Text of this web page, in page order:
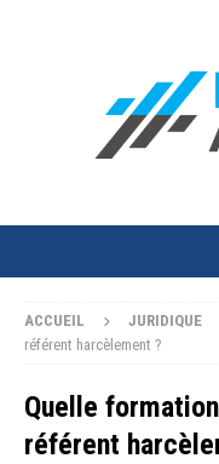
ACCUEIL JURIDIQUE
référent harcèlement ?
Quelle
référent